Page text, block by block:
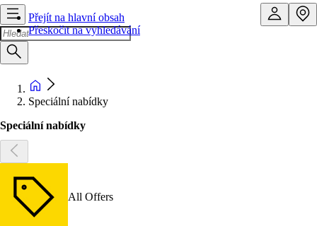
Přejít na hlavní obsah
Přeskočit na vyhledávání
Speciální nabídky
Speciální nabídky
All Offers